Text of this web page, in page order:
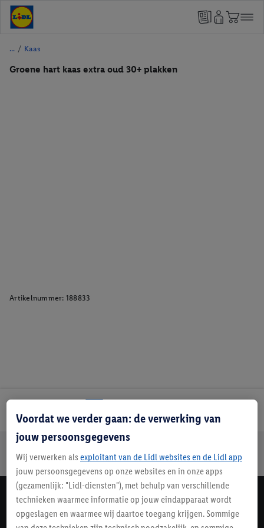
/ Kaas
Groene hart kaas extra oud 30+ plakken
Artikelnummer: 188833
Jouw voordelen bij ons als Lidl webshop klant
Gratis retourneren Veilig winkelen 30 dagen bedenktijd
Lidl Nieuwsbrief
Schrijf je in
Voordat we verder gaan: de verwerking van
jouw persoonsgegevens
Wij verwerken als exploitant van de Lidl websites en de Lidl app
jouw persoonsgegevens op onze websites en in onze apps
(gezamenlijk: "Lidl-diensten"), met behulp van verschillende
technieken waarmee informatie op jouw eindapparaat wordt
opgeslagen en waarmee wij daartoe toegang krijgen. Sommige